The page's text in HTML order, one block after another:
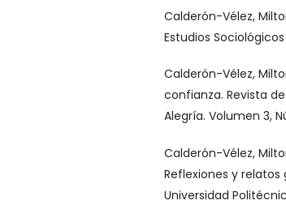
Calderón-Vélez,
Estudios
Calderón-Vélez,
confianza. Revista
Alegría. Volumen 3,
Calderón-Vélez,
Reflexiones y relatos
Universidad